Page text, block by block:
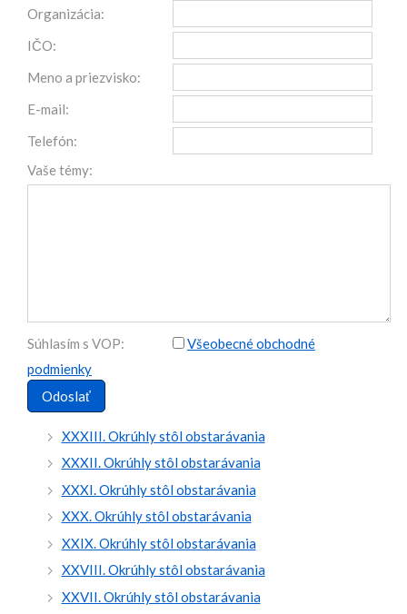
Organizácia:
IČO:
Meno a priezvisko:
E-mail:
Telefón:
Vaše témy:
Súhlasím s VOP:
Všeobecné obchodné
podmienky
XXXIII. Okrúhly stôl obstarávania
XXXII. Okrúhly stôl obstarávania
XXXI. Okrúhly stôl obstarávania
XXX. Okrúhly stôl obstarávania
XXIX. Okrúhly stôl obstarávania
XXVIII. Okrúhly stôl obstarávania
XXVII. Okrúhly stôl obstarávania